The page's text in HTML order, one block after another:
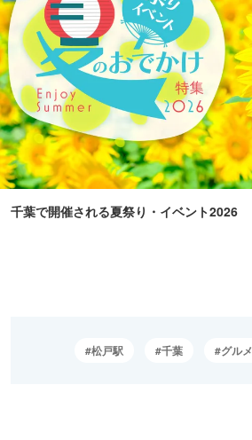
千葉で開催される夏祭り・イベント2026
松戸駅 千葉 グルメ